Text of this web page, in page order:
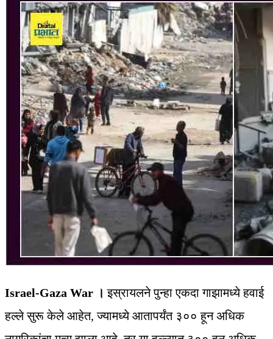
Israel-Gaza War ।इस्रायलने पुन्हा एकदा गाझामध्ये हवाई
हल्ले सुरू केले आहेत, ज्यामध्ये आतापर्यंत ३०० हून अधिक